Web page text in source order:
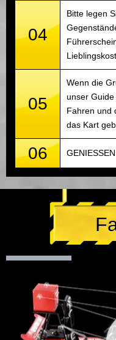
04
Bitte legen
05
Wenn die
unser
Fahren und
das Kart
06